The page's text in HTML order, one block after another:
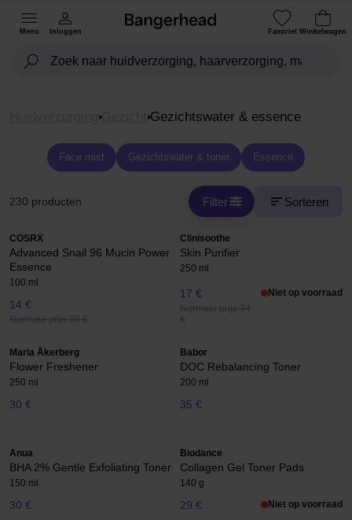
Menu Inloggen Favoriet Winkelwagen
Gezicht Gezichtswater & essence
Face mist Gezichtswater & toner Essence
230 producten Filter Sorteren
COSRX
Advanced Snail 96 Mucin Power
Essence
100 ml
14 €
Normale prijs 30 €
Clinisoothe
Skin Purifier
250 ml
17 €
Normale prijs 34
€
Niet op voorraad
Maria Åkerberg
Flower Freshener
250 ml
30 €
Babor
DOC Rebalancing Toner
200 ml
35 €
Anua
BHA 2% Gentle Exfoliating Toner
150 ml
30 €
Biodance
Collagen Gel Toner Pads
140 g
29 € Niet op voorraad